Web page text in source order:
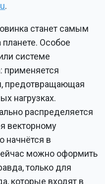
.
станет самым
Особое
системе
применяется
предотвращающая
нагрузках.
распределяется
векторному
начнётся в
можно оформить
только для
которые входят в